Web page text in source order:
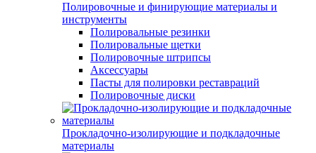
Полировочные и финирующие материалы и
инструменты
Полировальные резинки
Полировальные щетки
Полировочные штрипсы
Аксессуары
Пасты для полировки реставраций
Полировочные диски
Прокладочно-изолирующие и подкладочные
материалы